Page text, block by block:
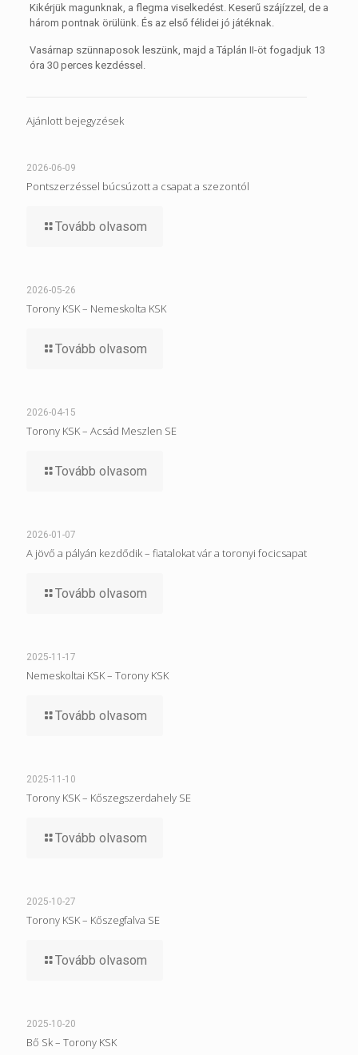
Kikérjük magunknak, a flegma viselkedést. Keserű szájízzel, de a
három pontnak örülünk. És az első félidei jó játéknak.
Vasárnap szünnaposok leszünk, majd a Táplán II-öt fogadjuk 13
óra 30 perces kezdéssel.
Ajánlott bejegyzések
2026-06-09
Pontszerzéssel búcsúzott a csapat a szezontól
Tovább olvasom
2026-05-26
Torony KSK – Nemeskolta KSK
Tovább olvasom
2026-04-15
Torony KSK – Acsád Meszlen SE
Tovább olvasom
2026-01-07
A jövő a pályán kezdődik – fiatalokat vár a toronyi focicsapat
Tovább olvasom
2025-11-17
Nemeskoltai KSK – Torony KSK
Tovább olvasom
2025-11-10
Torony KSK – Kőszegszerdahely SE
Tovább olvasom
2025-10-27
Torony KSK – Kőszegfalva SE
Tovább olvasom
2025-10-20
Bő Sk – Torony KSK